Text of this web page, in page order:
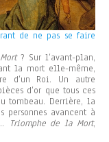
de ne pas se faire
? Sur l’avant-plan,
la mort elle-même,
d’un Roi. Un autre
d’or que tous ces
tombeau. Derrière, la
avancent à
Triomphe de la Mort,